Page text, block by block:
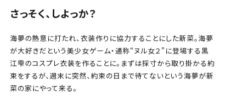
さっそく、しよっか？
海夢の熱意に打たれ、衣装作りに協力することにした新菜。海夢
が大好きだという美少女ゲーム・通称“ヌル女２”に登場する黒
江雫のコスプレ衣装を作ることに。まずは採寸から取り掛かる約
束をするが、週末に突然、約束の日まで待てないという海夢が新
菜の家にやって来る。